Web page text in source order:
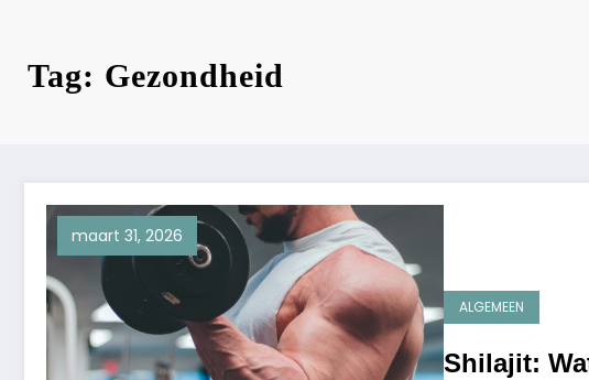
Tag: Gezondheid
maart 31, 2026
ALGEMEEN
Shilajit: